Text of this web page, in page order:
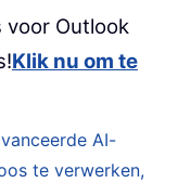
voor Outlook
Klik nu om te
AI-
te verwerken,